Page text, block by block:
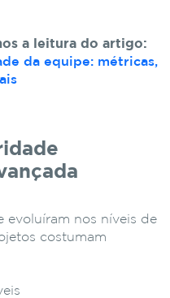
a leitura do artigo:
da equipe: métricas,
evoluíram nos níveis de
costumam